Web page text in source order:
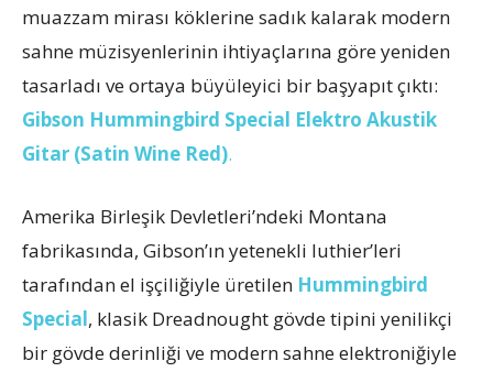
muazzam mirası köklerine sadık kalarak modern
sahne müzisyenlerinin ihtiyaçlarına göre yeniden
tasarladı ve ortaya büyüleyici bir başyapıt çıktı:
Gibson Hummingbird Special Elektro Akustik
Gitar (Satin Wine Red).
Amerika Birleşik Devletleri’ndeki Montana
fabrikasında, Gibson’ın yetenekli luthier’leri
tarafından el işçiliğiyle üretilen Hummingbird
Special, klasik Dreadnought gövde tipini yenilikçi
bir gövde derinliği ve modern sahne elektroniğiyle